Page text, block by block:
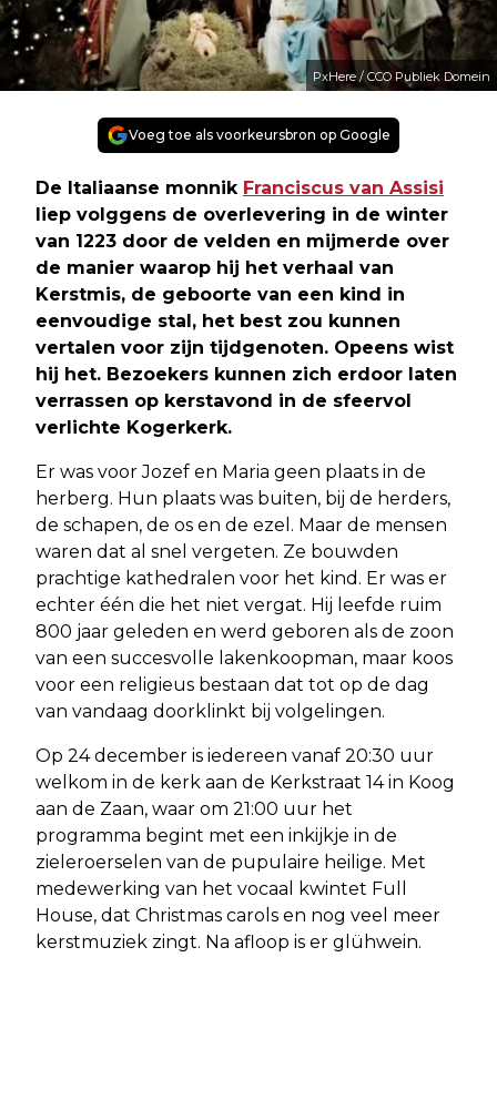
PxHere / CCO Publiek Domein
Voeg toe als voorkeursbron op Google
De Italiaanse monnik Franciscus van Assisi
liep volggens de overlevering in de winter
van 1223 door de velden en mijmerde over
de manier waarop hij het verhaal van
Kerstmis, de geboorte van een kind in
eenvoudige stal, het best zou kunnen
vertalen voor zijn tijdgenoten. Opeens wist
hij het. Bezoekers kunnen zich erdoor laten
verrassen op kerstavond in de sfeervol
verlichte Kogerkerk.
Er was voor Jozef en Maria geen plaats in de
herberg. Hun plaats was buiten, bij de herders,
de schapen, de os en de ezel. Maar de mensen
waren dat al snel vergeten. Ze bouwden
prachtige kathedralen voor het kind. Er was er
echter één die het niet vergat. Hij leefde ruim
800 jaar geleden en werd geboren als de zoon
van een succesvolle lakenkoopman, maar koos
voor een religieus bestaan dat tot op de dag
van vandaag doorklinkt bij volgelingen.
Op 24 december is iedereen vanaf 20:30 uur
welkom in de kerk aan de Kerkstraat 14 in Koog
aan de Zaan, waar om 21:00 uur het
programma begint met een inkijkje in de
zieleroerselen van de pupulaire heilige. Met
medewerking van het vocaal kwintet Full
House, dat Christmas carols en nog veel meer
kerstmuziek zingt. Na afloop is er glühwein.